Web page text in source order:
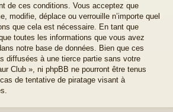
de ces conditions. Vous acceptez que
modifie, déplace ou verrouille n’importe quel
que cela est nécessaire. En tant que
toutes les informations que vous avez
notre base de données. Bien que ces
diffusées à une tierce partie sans votre
Club », ni phpBB ne pourront être tenus
de tentative de piratage visant à